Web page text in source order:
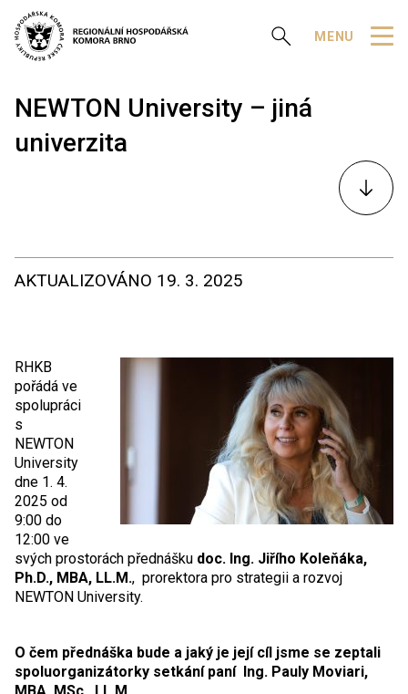
Zobrazit vyhledávání
MENU
NEWTON University – jiná
univerzita
K
obsahu
AKTUALIZOVÁNO 19. 3. 2025
RHKB
pořádá ve
spolupráci
s
NEWTON
University
dne 1. 4.
2025 od
9:00 do
12:00 ve
svých prostorách přednášku doc. Ing. Jiřího Koleňáka,
Ph.D., MBA, LL.M., prorektora pro strategii a rozvoj
NEWTON University.
O čem přednáška bude a jaký je její cíl jsme se zeptali
spoluorganizátorky setkání paní Ing. Pauly Moviari,